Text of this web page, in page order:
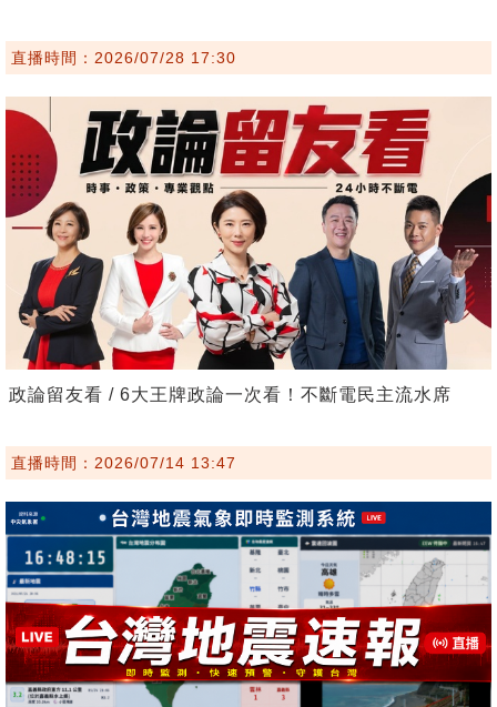
直播時間：2026/07/28 17:30
政論留友看 / 6大王牌政論一次看！不斷電民主流水席
直播時間：2026/07/14 13:47